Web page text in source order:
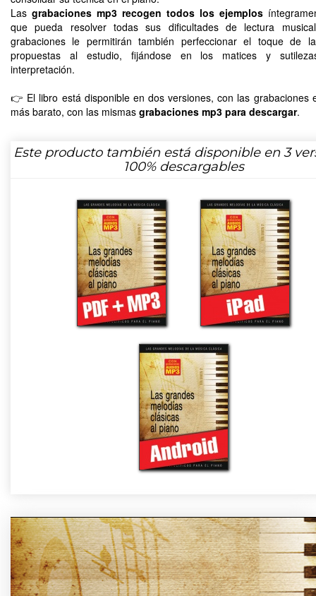
Las grabaciones mp3 recogen todos los ejemplos
que pueda resolver todas sus dificultades de lectura
grabaciones le permitirán también perfeccionar el toque de
propuestas al estudio, fijándose en los matices y
interpretación.
👉 El libro está disponible en dos versiones, con las grabaciones
más barato, con las mismas grabaciones mp3 para descargar.
Este producto también está disponible en 3
100% descargables